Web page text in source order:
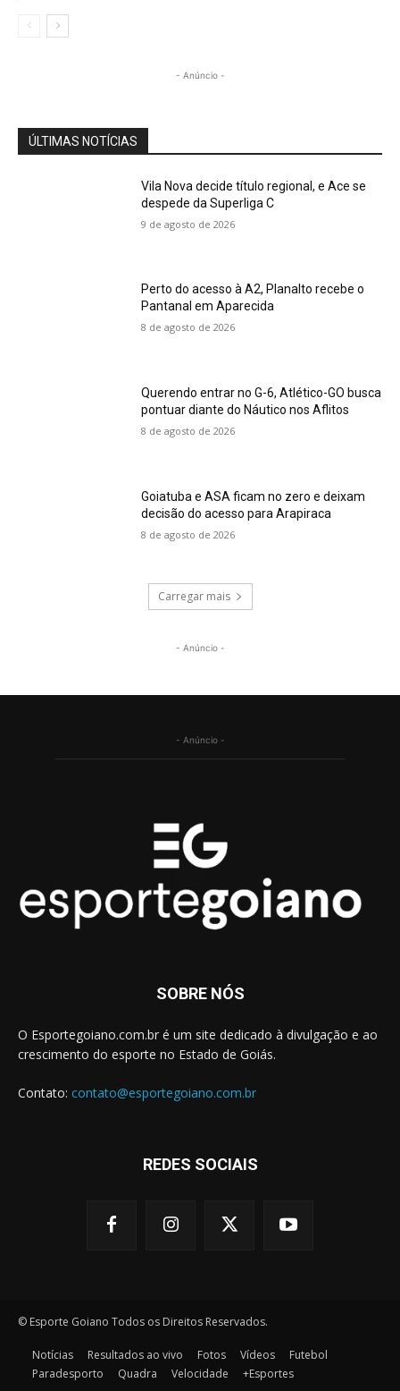
- Anúncio -
ÚLTIMAS NOTÍCIAS
Vila Nova decide título regional, e Ace se
despede da Superliga C
9 de agosto de 2026
Perto do acesso à A2, Planalto recebe o
Pantanal em Aparecida
8 de agosto de 2026
Querendo entrar no G-6, Atlético-GO busca
pontuar diante do Náutico nos Aflitos
8 de agosto de 2026
Goiatuba e ASA ficam no zero e deixam
decisão do acesso para Arapiraca
8 de agosto de 2026
Carregar mais
- Anúncio -
- Anúncio -
SOBRE NÓS
O Esportegoiano.com.br é um site dedicado à divulgação e ao
crescimento do esporte no Estado de Goiás.
Contato: contato@esportegoiano.com.br
REDES SOCIAIS
© Esporte Goiano Todos os Direitos Reservados.
Notícias Resultados ao vivo Fotos Vídeos
Futebol
Paradesporto
Quadra Velocidade +Esportes